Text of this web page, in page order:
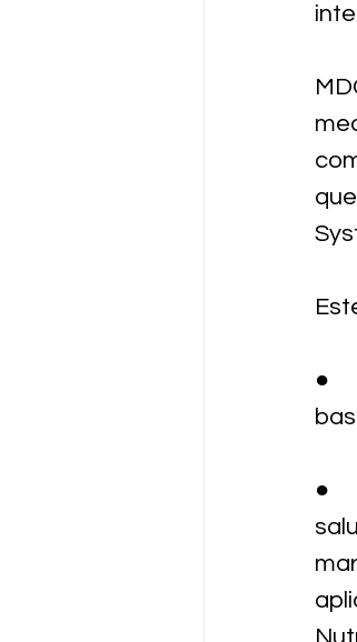
●
●